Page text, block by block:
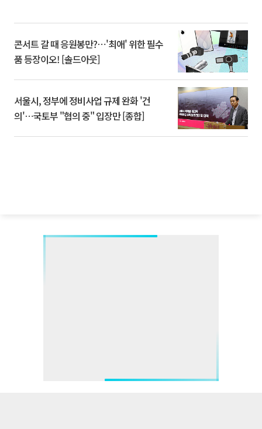
콘서트 갈 때 응원봉만?⋯'최애' 위한 필수
품 등장이오! [솔드아웃]
서울시, 정부에 정비사업 규제 완화 '건
의'⋯국토부 "협의 중" 입장만 [종합]